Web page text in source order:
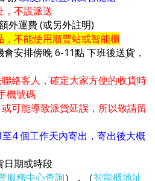
，不設派送
外運費 (或另外註明)
不能使用順豐站或智能櫃
安排傍晚 6-11點 下班後送貨，
絡客人，確定大家方便的收貨時
機號碼
可能導致派貨延誤，所以敬請留
4 個工作天內寄出，寄出後大概
期或時段
服務中心查詢），（智能櫃地址